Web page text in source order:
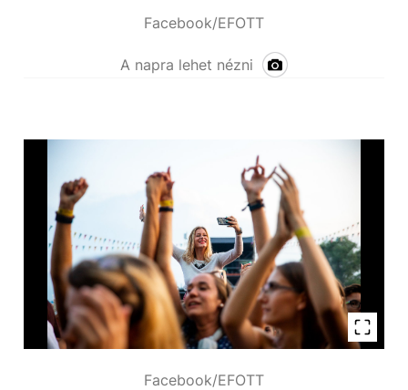
Facebook/EFOTT
A napra lehet nézni
Facebook/EFOTT